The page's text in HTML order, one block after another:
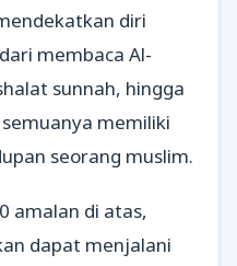
diri
membaca Al-
sunnah, hingga
memiliki
seorang muslim.
amalan di atas,
dapat menjalani